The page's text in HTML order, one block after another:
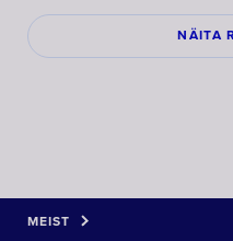
NÄITA
MEIST